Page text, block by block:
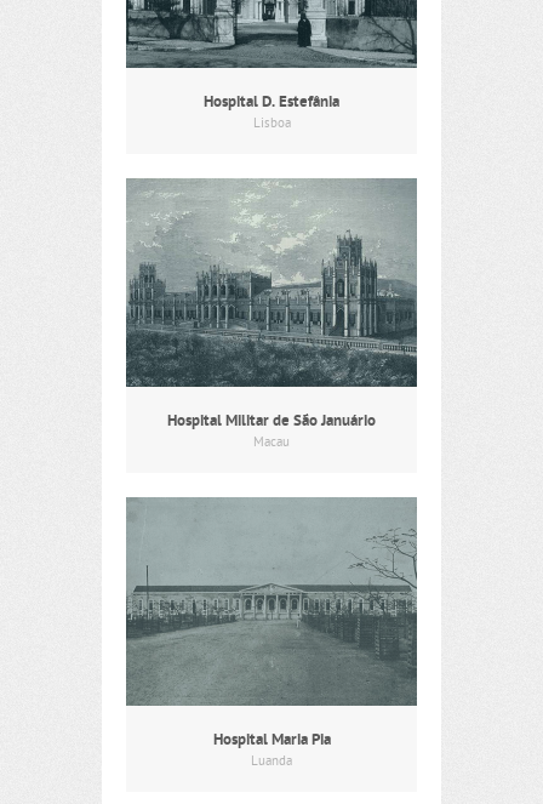
Hospital D. Estefânia
Lisboa
Hospital Militar de São Januário
Macau
Hospital Maria Pia
Luanda